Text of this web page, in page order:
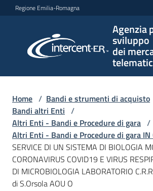
Vai al contenuto
Vai alla navigazione
Vai al footer
Regione Emilia-Romagna
Agenzia
sviluppo
dei
per lo
sviluppo
telematici
L'Agenzia
Bandi
Home / Bandi e strumenti di acquisto
Bandi altri Enti /
Altri Enti - Bandi e Procedure di gara /
Altri Enti - Bandi e Procedure di gara IN
SERVICE DI UN SISTEMA DI BIOLOGIA
CORONAVIRUS COVID19 E VIRUS
DI MICROBIOLOGIA LABORATORIO
di S.Orsola AOU O